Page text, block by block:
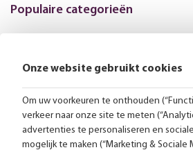
Populaire categorieën
Volg ons online:
Gratis bezorging vanaf 99,-
Onze website gebruikt cookies
Om uw voorkeuren te onthouden
verkeer naar onze site te meten
advertenties te personaliseren en
mogelijk te maken (“Marketing & Sociale